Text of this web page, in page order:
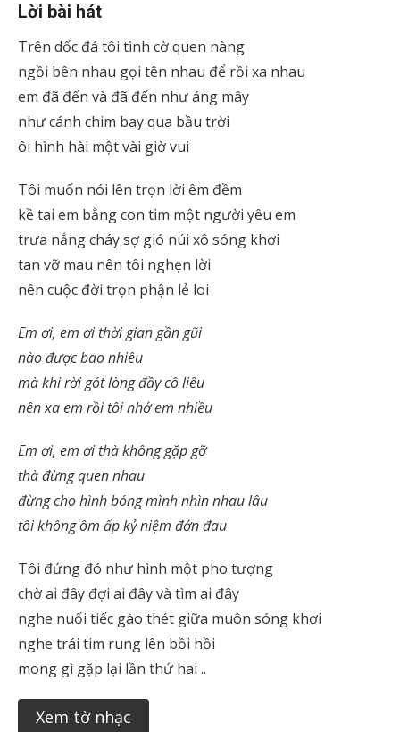
Lời bài hát
Trên dốc đá tôi tình cờ quen nàng
ngồi bên nhau gọi tên nhau để rồi xa nhau
em đã đến và đã đến như áng mây
như cánh chim bay qua bầu trời
ôi hình hài một vài giờ vui
Tôi muốn nói lên trọn lời êm đềm
kề tai em bằng con tim một người yêu em
trưa nắng cháy sợ gió núi xô sóng khơi
tan vỡ mau nên tôi nghẹn lời
nên cuộc đời trọn phận lẻ loi
Em ơi, em ơi thời gian gần gũi
nào được bao nhiêu
mà khi rời gót lòng đầy cô liêu
nên xa em rồi tôi nhớ em nhiều
Em ơi, em ơi thà không gặp gỡ
thà đừng quen nhau
đừng cho hình bóng mình nhìn nhau lâu
tôi không ôm ấp kỷ niệm đớn đau
Tôi đứng đó như hình một pho tượng
chờ ai đây đợi ai đây và tìm ai đây
nghe nuối tiếc gào thét giữa muôn sóng khơi
nghe trái tim rung lên bồi hồi
mong gì gặp lại lần thứ hai ..
Xem tờ nhạc